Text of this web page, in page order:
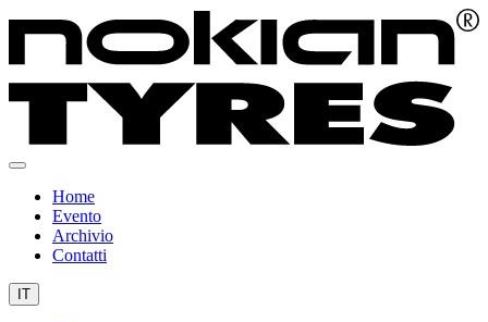
Home
Evento
Archivio
Contatti
IT